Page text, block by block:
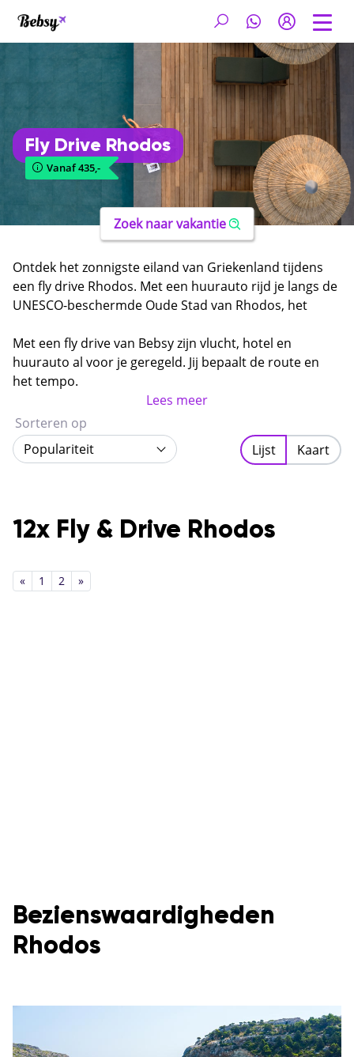
Fly Drive Rhodos
Vanaf 435,-
Zoek naar vakantie
Ontdek het zonnigste eiland van Griekenland tijdens
een fly drive Rhodos. Met een huurauto rijd je langs de
UNESCO-beschermde Oude Stad van Rhodos, het
mooiste stranden van de Egeïsche Zee. Rhodos
combineert rijke geschiedenis, kristalhelder water en
authentieke Griekse sfeer.
Met een fly drive van Bebsy zijn vlucht, hotel en
huurauto al voor je geregeld. Jij bepaalt de route en
het tempo.
Lees meer
12x Fly & Drive Rhodos
« 1 2 »
Sorteren op
Populariteit
Lijst Kaart
Bezienswaardigheden
Rhodos